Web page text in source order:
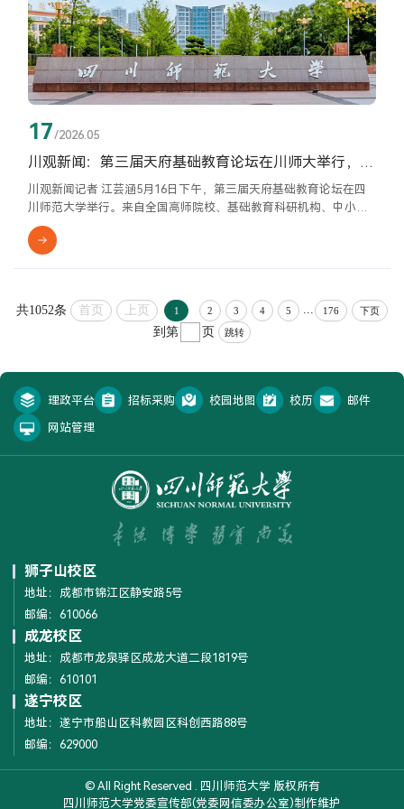
17/2026.05
川观新闻：第三届天府基础教育论坛在川师大举行，专家共话提升县域教育质量
川观新闻记者 江芸涵5月16日下午，第三届天府基础教育论坛在四
川师范大学举行。来自全国高师院校、基础教育科研机构、中小
学、幼儿园等的近200名代表齐聚一堂，共谋如何提高县域教育质
量。天津师范大学副校长纪德奎教授以《农村教育的县域化转型与
辑，这是一项系统工程，需要政策、资源和行动在县域范围内的协
同推进。...
共1052条 首页 上页 1 2 3 4 5 ... 176 下页
到第 页 跳转
理政平台 招标采购 校园地图 校历 邮件
网站管理
狮子山校区
地址：成都市锦江区静安路5号
邮编：610066
成龙校区
地址：成都市龙泉驿区成龙大道二段1819号
邮编：610101
遂宁校区
地址：遂宁市船山区科教园区科创西路88号
邮编：629000
© All Right Reserved . 四川师范大学 版权所有
四川师范大学党委宣传部(党委网信委办公室)制作维护